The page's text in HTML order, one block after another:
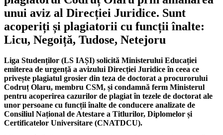
unui aviz al Direcției Juridice. Sunt
acoperiți și plagiatorii cu funcții înalte:
Licu, Negoiță, Tudose, Netejoru
Liga Studenților (LS IAȘI) solicită Ministerului Educației
emiterea de urgență a avizului Direcției Juridice în ceea ce
privește plagiatul grosier din teza de doctorat a procurorului
Codruț Olaru, membru CSM, și condamnă ferm Ministerul
pentru acoperirea cazurilor de plagiat în tezele de doctorat ale
unor persoane cu funcții înalte de conducere analizate de
Consiliul Național de Atestare a Titlurilor, Diplomelor și
Certificatelor Universitare (CNATDCU).